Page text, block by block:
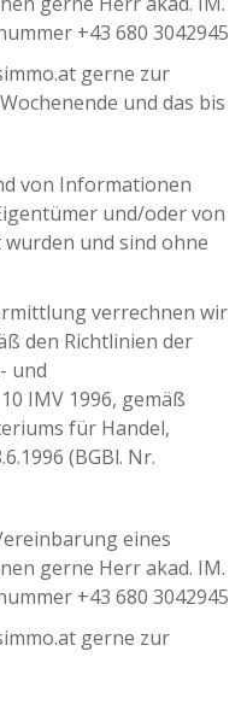
+43 680 3042945
gerne zur
und das bis
von Informationen
und/oder von
und sind ohne
verrechnen wir
den Richtlinien der
und
IMV 1996, gemäß
für Handel,
(BGBl. Nr.
eines
gerne Herr akad. IM.
+43 680 3042945
gerne zur